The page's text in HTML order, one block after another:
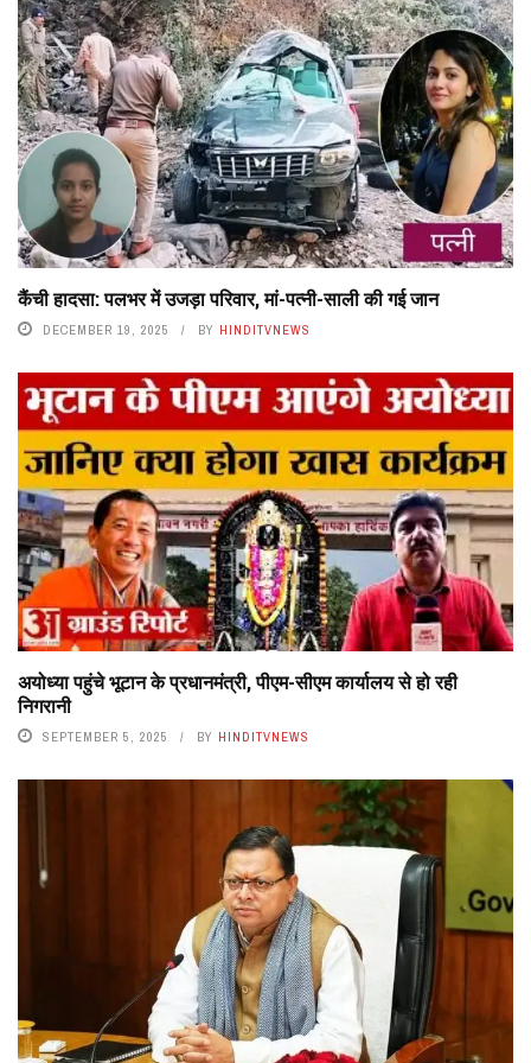
कैंची हादसा: पलभर में उजड़ा परिवार, मां-पत्नी-साली की गई जान
DECEMBER 19, 2025 BY HINDITVNEWS
अयोध्या पहुंचे भूटान के प्रधानमंत्री, पीएम-सीएम कार्यालय से हो रही
निगरानी
SEPTEMBER 5, 2025 BY HINDITVNEWS